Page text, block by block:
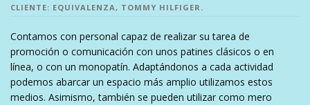
CLIENTE: EQUIVALENZA, TOMMY HILFIGER.
Contamos con personal capaz de realizar su tarea de
promoción o comunicación con unos patines clásicos o en
línea, o con un monopatín. Adaptándonos a cada actividad
podemos abarcar un espacio más amplio utilizamos estos
medios. Asimismo, también se pueden utilizar como mero